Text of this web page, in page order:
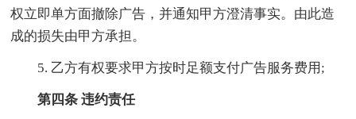
权立即单方面撤除广告，并通知甲方澄清事实。由此造
成的损失由甲方承担。
5. 乙方有权要求甲方按时足额支付广告服务费用;
第四条 违约责任